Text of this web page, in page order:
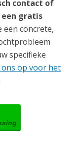
contact of
gratis
een concrete,
specifieke
op voor het